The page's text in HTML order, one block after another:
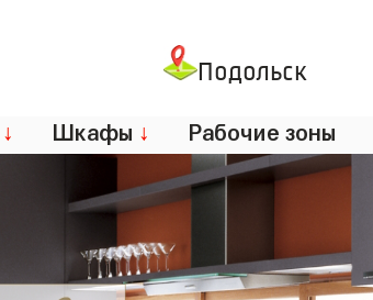
Подольск
↓ Шкафы ↓ Рабочие зоны